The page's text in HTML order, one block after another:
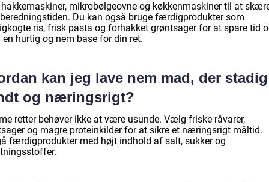
mikrobølgeovne og køkkenmaskiner til at
Du kan også bruge færdigprodukter som
ris, frisk pasta og forhakket grøntsager for at spare tid
en hurtig og nem base for din ret.
kan jeg lave nem mad, der
og næringsrigt?
retter behøver ikke at være usunde. Vælg friske råvarer,
og magre proteinkilder for at sikre et næringsrigt måltid.
færdigprodukter med højt indhold af salt, sukker og